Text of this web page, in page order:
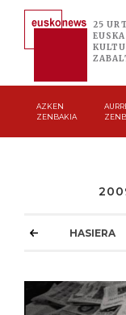
25
AZKEN
ZENBAKIA
HASIERA